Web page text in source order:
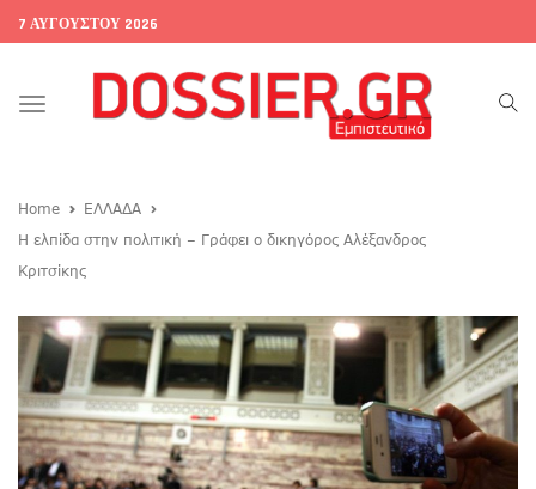
7 ΑΥΓΟΎΣΤΟΥ 2026
Toggle
Home
ΕΛΛΑΔΑ
Η ελπίδα στην πολιτική – Γράφει ο δικηγόρος Αλέξανδρος
Κριτσίκης